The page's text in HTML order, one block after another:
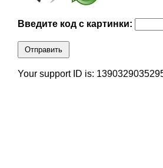
Введите код с картинки:
Отправить
Your support ID is: